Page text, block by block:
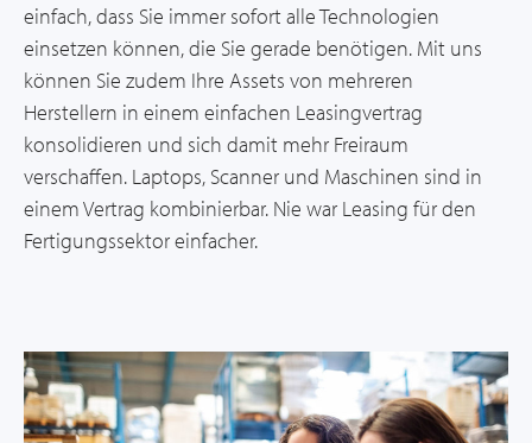
einfach, dass Sie immer sofort alle Technologien
einsetzen können, die Sie gerade benötigen. Mit uns
können Sie zudem Ihre Assets von mehreren
Herstellern in einem einfachen Leasingvertrag
konsolidieren und sich damit mehr Freiraum
verschaffen. Laptops, Scanner und Maschinen sind in
einem Vertrag kombinierbar. Nie war Leasing für den
Fertigungssektor einfacher.